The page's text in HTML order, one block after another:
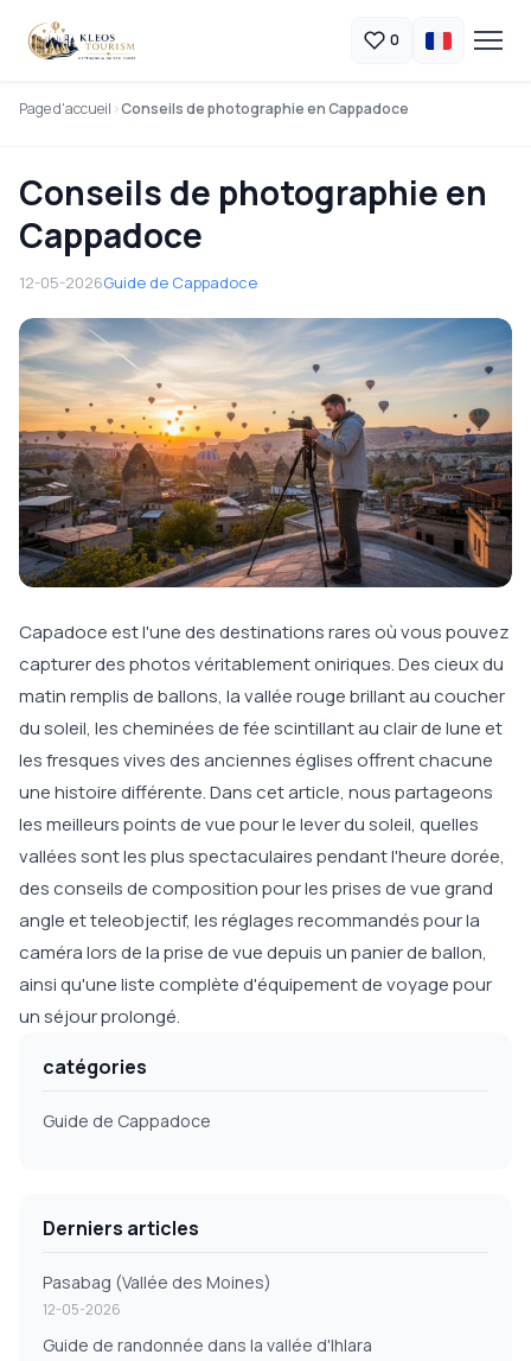
0
Page d'accueil Conseils de photographie en Cappadoce
Conseils de photographie en
Cappadoce
12-05-2026Guide de Cappadoce
Capadoce est l'une des destinations rares où vous pouvez
capturer des photos véritablement oniriques. Des cieux du
matin remplis de ballons, la vallée rouge brillant au coucher
du soleil, les cheminées de fée scintillant au clair de lune et
les fresques vives des anciennes églises offrent chacune
une histoire différente. Dans cet article, nous partageons
les meilleurs points de vue pour le lever du soleil, quelles
vallées sont les plus spectaculaires pendant l'heure dorée,
des conseils de composition pour les prises de vue grand
angle et teleobjectif, les réglages recommandés pour la
caméra lors de la prise de vue depuis un panier de ballon,
ainsi qu'une liste complète d'équipement de voyage pour
un séjour prolongé.
catégories
Guide de Cappadoce
Derniers articles
Pasabag (Vallée des Moines)
12-05-2026
Guide de randonnée dans la vallée d'Ihlara